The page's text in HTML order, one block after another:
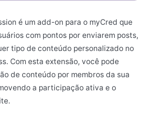
é um add-on para o myCred que
com pontos por enviarem posts,
tipo de conteúdo personalizado no
Com esta extensão, você pode
de conteúdo por membros da sua
a participação ativa e o